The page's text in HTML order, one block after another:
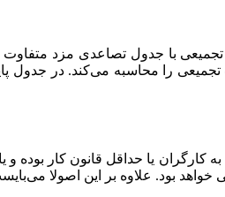
با جدول تصاعدی مزد متفاوت
تجمیعی را محاسبه می‌کند. در جدول
کارگران یا حداقل قانون کار بوده